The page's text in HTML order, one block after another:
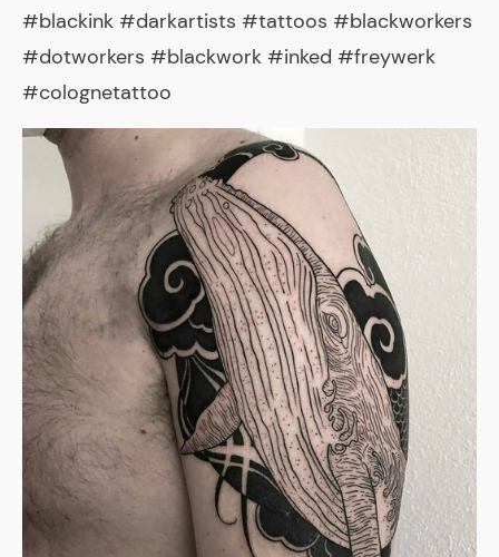
#blackink #darkartists #tattoos #blackworkers
#dotworkers #blackwork #inked #freywerk
#colognetattoo